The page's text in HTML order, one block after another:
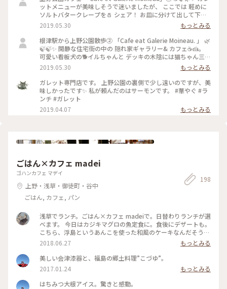
ットメニューが美味しそうで迷いましたが、 ここでは 軽めに
ソルトバタークレープを🧂 シェア！ お皿に分けて出して下さ
いました。 お庭には季節を感じる植栽がされていました！ 🌿
🌳🌿🌱🍃🌼 #お散歩 #隠れ家カフェ #上野公園カフェ #ガレッ
ト
2019.05.30
もっとみる
根津駅から上野公園散歩② 「Cafe eat Galerie Moineau. 」 🌿
🍃🍃✨ 閑静な住宅街の中の 隠れ家ギャラリー& カフェ☕️🍰。
可愛い看板犬の🐕イルちゃんと デッキの木陰には猫ちゃん三匹
🐈🐈🐈🍃🌿🌿 #お散歩 #上野公園カフェ #根津 #隠れ家カフェ #
看板犬
2019.05.30
もっとみる
ガレット専門店です。 上野公園の裏側で少し遠いのですが、美
味しかったです✨ 私が頼んだのはサーモンです。 #華やぐ #ラ
ンチ #ガレット
2019.04.07
もっとみる
ごはん×カフェ madei
ゴハンカフェ マデイ
上野・浅草・御徒町・谷中
ごはん, カフェ, パン
198
浅草でランチ。ごはん×カフェ madeiで。日替わりランチが選
べます。 今日はカジキマグロの魚定食に。食後にデザートも。
こちら、浮島というあんこを使った和風のケーキなんだそう。
抹茶味とレモン味が選べたのでレモンに。しっとりやわらか
く、カステラより密度が高いケーキでした。店主さんが福島出
身だそうで、ゆべしなんかもあってまた行きたくなりました。
#東京#浅草#カフェごはん#スイーツ#カフェ
2018.06.27
もっとみる
美しい会津漆器と、福島の郷土料理”こづゆ”。
2017.01.24
もっとみる
はちみつ大根アイス。驚きと感動。